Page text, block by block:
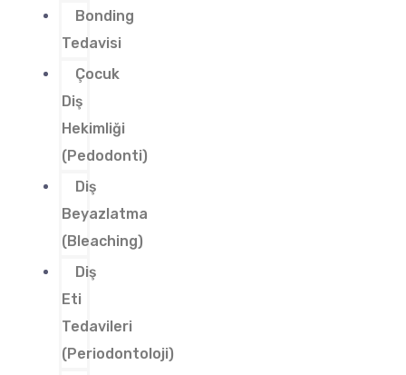
Bonding
Tedavisi
Çocuk
Diş
Hekimliği
(Pedodonti)
Diş
Beyazlatma
(Bleaching)
Diş
Eti
Tedavileri
(Periodontoloji)